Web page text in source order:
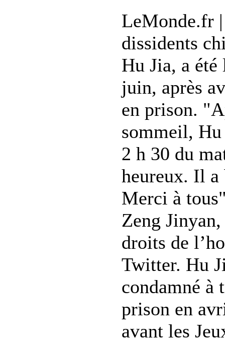
LeMonde.fr
dissidents
Hu Jia, a
juin, après
en prison.
sommeil,
2 h 30 du
heureux. Il a
Merci à
Zeng
droits de
Twitter. Hu
condamné à
prison en
avant les